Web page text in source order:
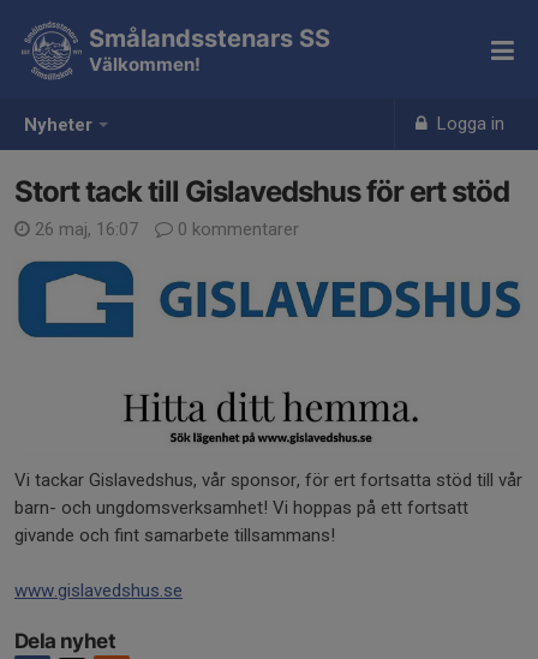
Nyheter Logga in
Smålandsstenars SS
Välkommen!
Stort tack till Gislavedshus för ert stöd
26 maj, 16:07 0 kommentarer
Vi tackar Gislavedshus, vår sponsor, för ert fortsatta stöd till vår
barn- och ungdomsverksamhet! Vi hoppas på ett fortsatt
givande och fint samarbete tillsammans!
www.gislavedshus.se
Dela nyhet